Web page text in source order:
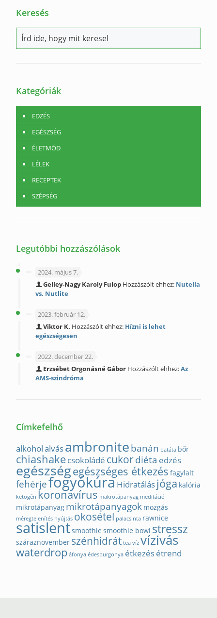
Keresés
Kategóriák
EDZÉS
EGÉSZSÉG
ÉLETMÓD
LÉLEK
RECEPTEK
SZÉPSÉG
Legutóbbi hozzászólások
2024. május 7.
Gelley-Nagy Karoly Fulop Hozzászólt ehhez: Nutella
vs. Nutlite
2023. február 12.
Viktor K. Hozzászólt ehhez: Hízni is lehet
egészségesen
2022. december 22.
Erzsébet Orgonásné Gábor Hozzászólt ehhez:Az
AMS-szindróma
Címkefelhő
alkoholalvásambronite banán batáta bőr
chiashakecsokoládé cukordiéta edzés
egészségegészséges étkezés fagylalt
fehérjefogyókúraHidratálásjóga kalória
ketogén koronavírus makrotápanyag meditáció
mikrotápanyag mikrotápanyagok mozgás
méregtelenítés nyújtás okosétel palacsinta rawnice
satislentsmoothie smoothie bowl stressz
száraznovember szénhidrát tea víz vízivás
waterdrop áfonya édesburgonya étkezésétrend